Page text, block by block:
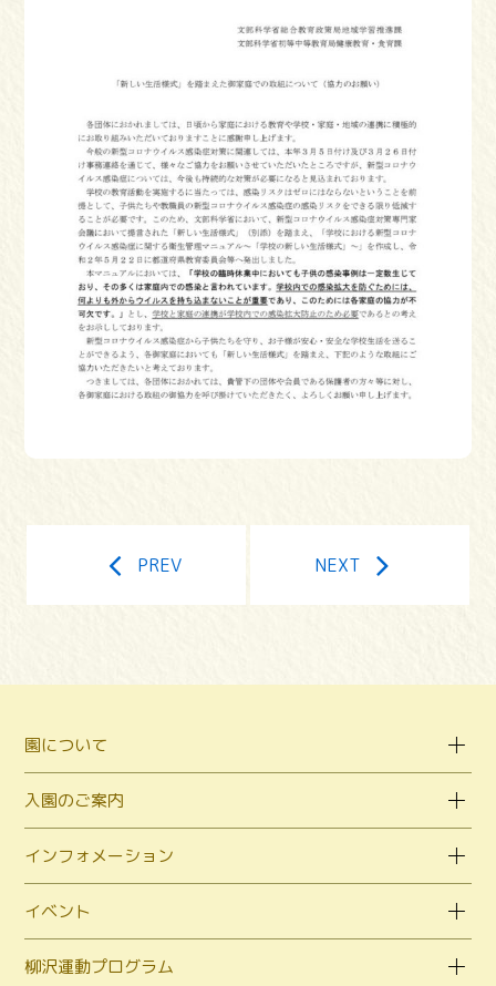
PREV NEXT
園について
入園のご案内
インフォメーション
イベント
柳沢運動プログラム